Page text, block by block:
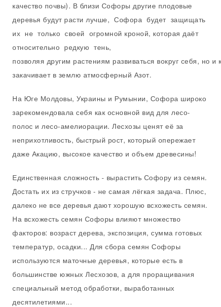
качество почвы). В близи Софоры другие плодовые
деревья будут расти лучше, Софора будет защищать
их не только своей огромной кроной, которая даёт
относительно редкую тень,
позволяя другим растениям развиваться вокруг себя, но
закачивает в землю атмосферный Азот.
На Юге Молдовы, Украины и Румынии, Софора широко
зарекомендовала себя как основной вид для лесо-
полос и лесо-амелиорации. Лесхозы ценят её за
неприхотливость, быстрый рост, который опережает
даже Акацию, высокое качество и объем древесины!
Единственная сложность - вырастить Софору из семян.
Достать их из стручков - не самая лёгкая задача. Плюс,
далеко не все деревья дают хорошую всхожесть семян.
На всхожесть семян Софоры влияют множество
факторов: возраст дерева, экспозиция, сумма готовых
температур, осадки... Для сбора семян Софоры
используются маточные деревья, которые есть в
большинстве южных Лесхозов, а для проращивания
специальный метод обработки, выработанных
десятилетиями...